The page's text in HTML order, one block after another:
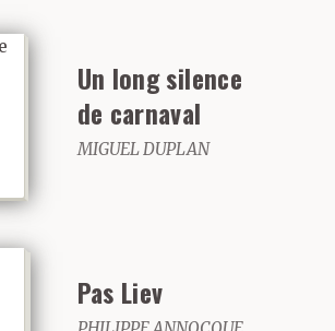
Un long silence
de carnaval
MIGUEL DUPLAN
Pas Liev